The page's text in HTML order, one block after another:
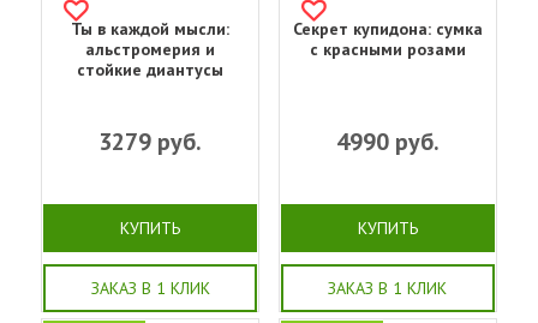
Ты в каждой мысли:
альстромерия и
стойкие диантусы
3279 руб.
КУПИТЬ
ЗАКАЗ В 1 КЛИК
Секрет купидона: сумка
с красными розами
4990руб.
КУПИТЬ
ЗАКАЗ В 1 КЛИК